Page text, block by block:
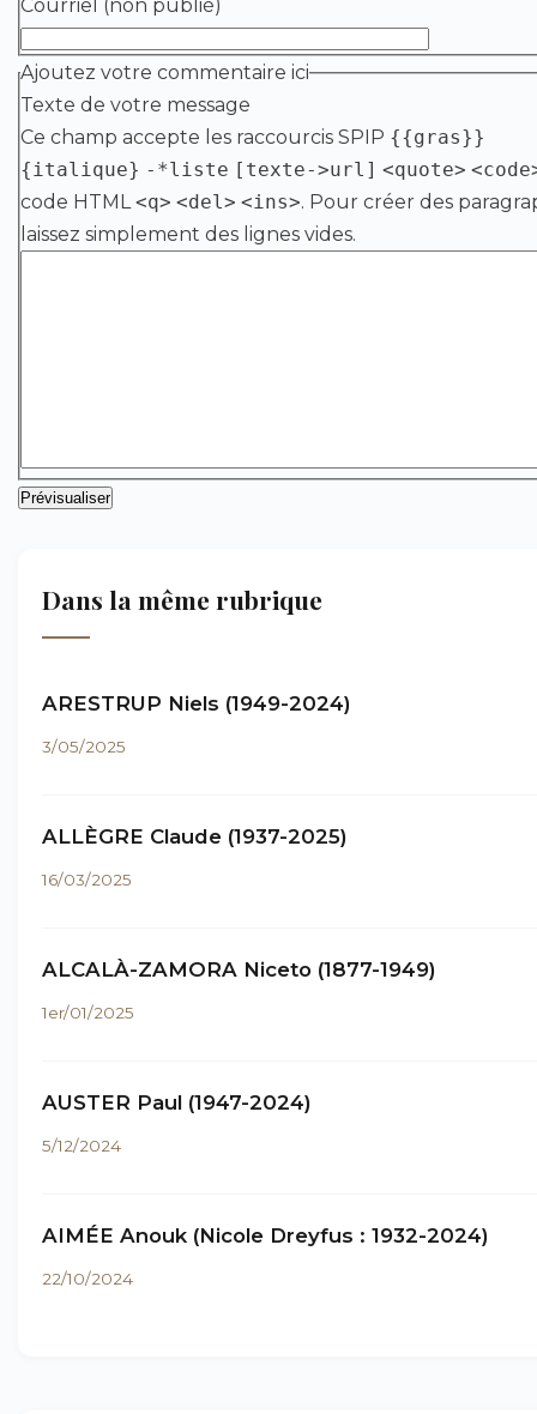
Courriel (non publié)
Ajoutez votre commentaire ici
Texte de votre message
Ce champ accepte les raccourcis SPIP {{gras}}
{italique} -*liste [texte->url] <quote>
code HTML<q> <del> <ins>. Pour créer des
laissez simplement des lignes vides.
Dans la même rubrique
ARESTRUP Niels (1949-2024)
3/05/2025
ALLÈGRE Claude (1937-2025)
16/03/2025
ALCALÀ-ZAMORA Niceto (1877-1949)
1er/01/2025
AUSTER Paul (1947-2024)
5/12/2024
AIMÉE Anouk (Nicole Dreyfus : 1932-2024)
22/10/2024